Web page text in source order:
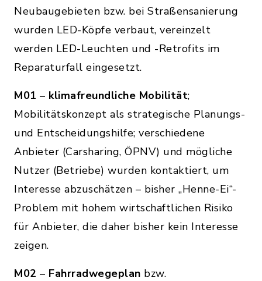
Neubaugebieten bzw. bei Straßensanierung
wurden LED-Köpfe verbaut, vereinzelt
werden LED-Leuchten und -Retrofits im
Reparaturfall eingesetzt.
M01 – klimafreundliche Mobilität;
Mobilitätskonzept als strategische Planungs-
und Entscheidungshilfe; verschiedene
Anbieter (Carsharing, ÖPNV) und mögliche
Nutzer (Betriebe) wurden kontaktiert, um
Interesse abzuschätzen – bisher „Henne-Ei“-
Problem mit hohem wirtschaftlichen Risiko
für Anbieter, die daher bisher kein Interesse
zeigen.
M02 – Fahrradwegeplan bzw.